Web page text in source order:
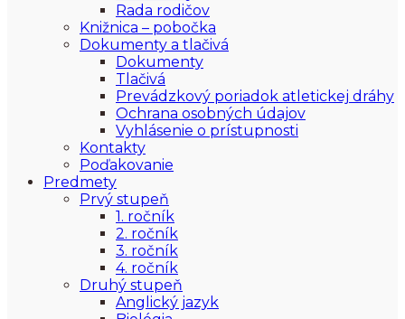
Rada rodičov
Knižnica – pobočka
Dokumenty a tlačivá
Dokumenty
Tlačivá
Prevádzkový poriadok atletickej dráhy
Ochrana osobných údajov
Vyhlásenie o prístupnosti
Kontakty
Poďakovanie
Predmety
Prvý stupeň
1. ročník
2. ročník
3. ročník
4. ročník
Druhý stupeň
Anglický jazyk